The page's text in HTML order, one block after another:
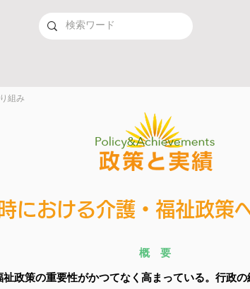
組み
における介護・福祉政策
概 要
政策の重要性がかつてなく高まっている。行政